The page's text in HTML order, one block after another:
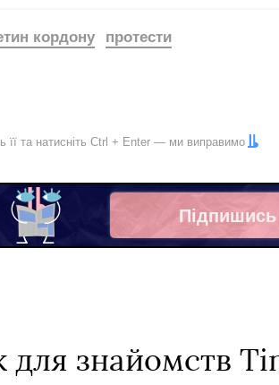
кордону протести
та натисніть Ctrl + Enter — ми виправимо
Telegram
для знайомств